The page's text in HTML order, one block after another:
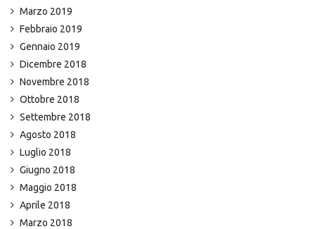
Marzo 2019
Febbraio 2019
Gennaio 2019
Dicembre 2018
Novembre 2018
Ottobre 2018
Settembre 2018
Agosto 2018
Luglio 2018
Giugno 2018
Maggio 2018
Aprile 2018
Marzo 2018